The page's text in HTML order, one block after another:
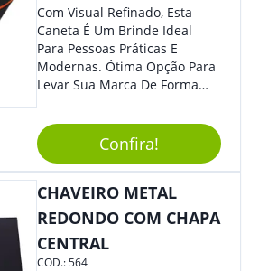
Com Visual Refinado, Esta
Caneta É Um Brinde Ideal
Para Pessoas Práticas E
Modernas. Ótima Opção Para
Levar Sua Marca De Forma
Sua Empresa Em Eventos,
Reuniões Corporativas Ou Até
Mesmo Para Presentear
Colaboradores E Parceiros De
Sua Empresa.
Confira!
CHAVEIRO METAL
REDONDO COM CHAPA
CENTRAL
COD.:564